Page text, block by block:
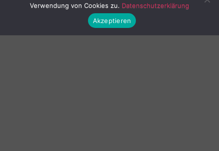
Verwendung von Cookies zu. Datenschutzerklärung
Akzeptieren